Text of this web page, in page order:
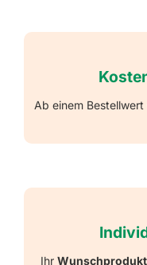
Ab einem Bestellwert
Ihr Wunschprodukt